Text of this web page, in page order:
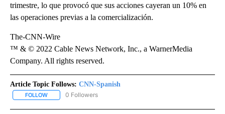
trimestre, lo que provocó que sus acciones cayeran un 10% en
las operaciones previas a la comercialización.
The-CNN-Wire
™ & © 2022 Cable News Network, Inc., a WarnerMedia
Company. All rights reserved.
Article Topic Follows: CNN-Spanish
FOLLOW FOLLOW "CNN-SPANISH" TO RECEIVE NOTIFICATIONS ABOUT
0 Followers